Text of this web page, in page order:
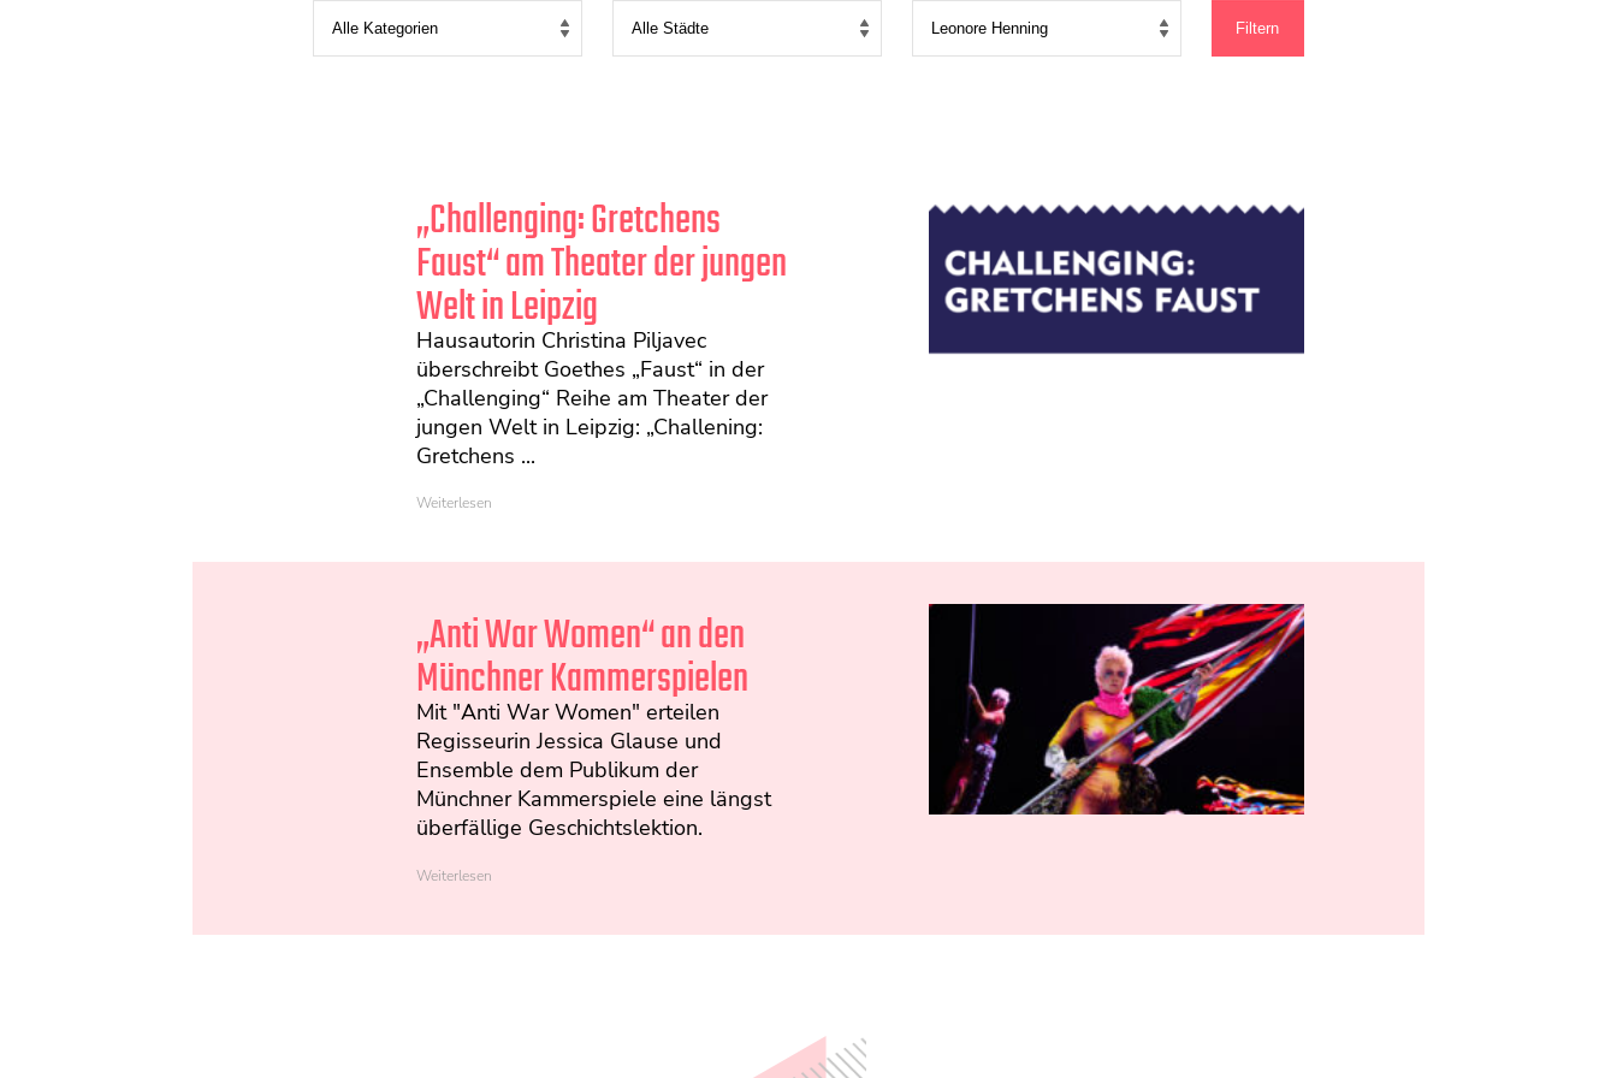
„Challenging: Gretchens
Faust“ am Theater der jungen
Welt in Leipzig
Hausautorin Christina Piljavec
überschreibt Goethes „Faust“ in der
„Challenging“ Reihe am Theater der
jungen Welt in Leipzig: „Challening:
Gretchens ...
Weiterlesen
„Anti War Women“ an den
Münchner Kammerspielen
Mit "Anti War Women" erteilen
Regisseurin Jessica Glause und
Ensemble dem Publikum der
Münchner Kammerspiele eine längst
überfällige Geschichtslektion.
Weiterlesen